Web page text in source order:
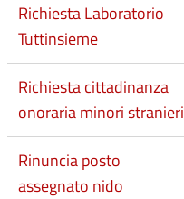
Richiesta Laboratorio
Tuttinsieme
Richiesta cittadinanza
onoraria minori stranieri
Rinuncia posto
assegnato nido